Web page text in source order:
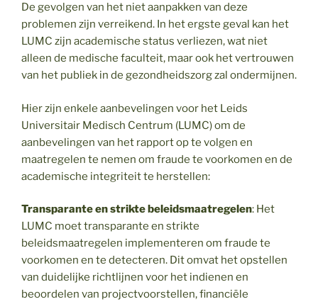
De gevolgen van het niet aanpakken van deze
problemen zijn verreikend. In het ergste geval kan het
LUMC zijn academische status verliezen, wat niet
alleen de medische faculteit, maar ook het vertrouwen
van het publiek in de gezondheidszorg zal ondermijnen.
Hier zijn enkele aanbevelingen voor het Leids
Universitair Medisch Centrum (LUMC) om de
aanbevelingen van het rapport op te volgen en
maatregelen te nemen om fraude te voorkomen en de
academische integriteit te herstellen:
Transparante en strikte beleidsmaatregelen: Het
LUMC moet transparante en strikte
beleidsmaatregelen implementeren om fraude te
voorkomen en te detecteren. Dit omvat het opstellen
van duidelijke richtlijnen voor het indienen en
beoordelen van projectvoorstellen, financiële